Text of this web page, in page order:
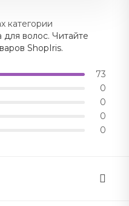
категории
волос. Читайте
ShopIris.
73
0
0
0
0